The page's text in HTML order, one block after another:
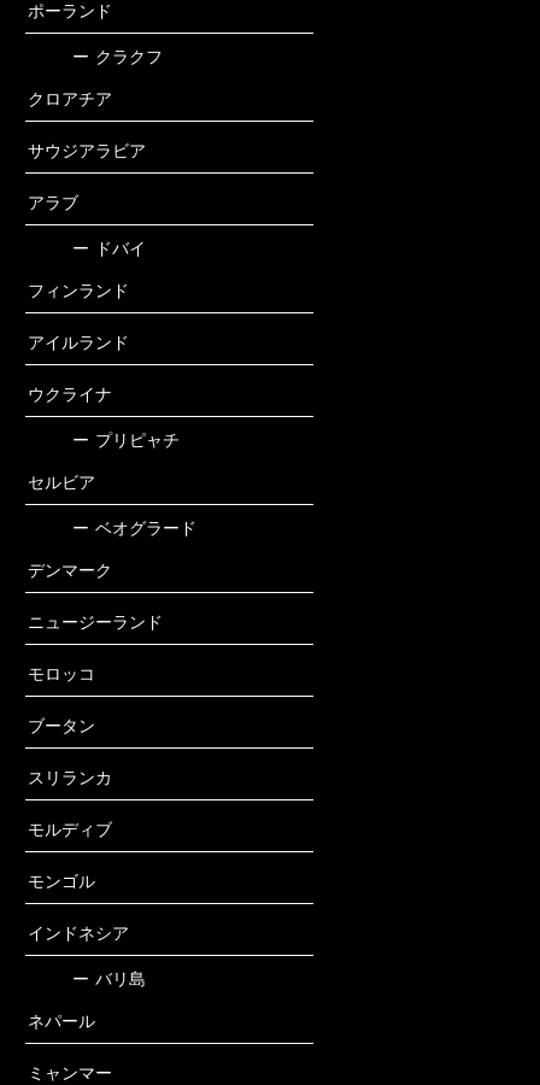
ポーランド
ー クラクフ
クロアチア
サウジアラビア
アラブ
ー ドバイ
フィンランド
アイルランド
ウクライナ
ー プリピャチ
セルビア
ー ベオグラード
デンマーク
ニュージーランド
モロッコ
ブータン
スリランカ
モルディブ
モンゴル
インドネシア
ー バリ島
ネパール
ミャンマー